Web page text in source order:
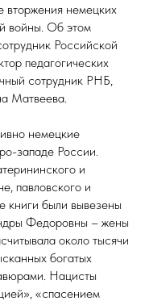
вторжения немецких
войны. Об этом
Российской
педагогических
сотрудник РНБ,
Матвеева.
немецкие
западе России.
и
павловского и
книги были вывезены
Федоровны – жены
около тысячи
богатых
Нацисты
«спасением